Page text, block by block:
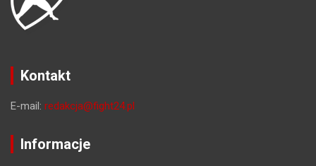
Kontakt
E-mail: redakcja@fight24.pl
Informacje